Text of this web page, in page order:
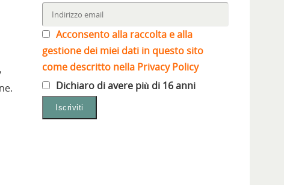
Acconsento alla raccolta e alla
gestione dei miei dati in questo sito
come descritto nella Privacy Policy
Dichiaro di avere più di 16 anni